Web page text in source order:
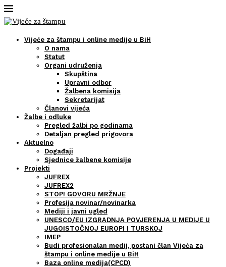
Vijeće za štampu i online medije u BiH
O nama
Statut
Organi udruženja
Skupština
Upravni odbor
Žalbena komisija
Sekretarijat
Članovi vijeća
Žalbe i odluke
Pregled žalbi po godinama
Detaljan pregled prigovora
Aktuelno
Događaji
Sjednice žalbene komisije
Projekti
JUFREX
JUFREX2
STOP! GOVORU MRŽNJE
Profesija novinar/novinarka
Mediji i javni ugled
UNESCO/EU IZGRADNJA POVJERENJA U MEDIJE U
JUGOISTOČNOJ EUROPI I TURSKOJ
IMEP
Budi profesionalan medij, postani član Vijeća za
štampu i online medije u BiH
Baza online medija(CPCD)